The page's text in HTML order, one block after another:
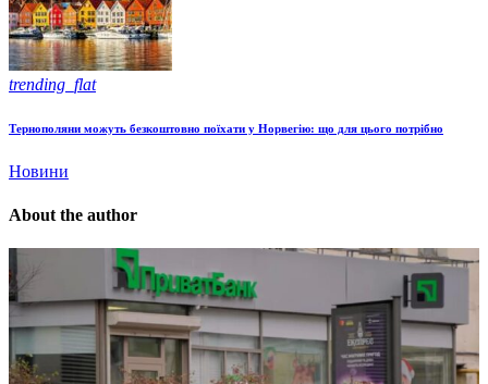
trending_flat
Тернополяни можуть безкоштовно поїхати у Норвегію: що для цього потрібно
Новини
About the author